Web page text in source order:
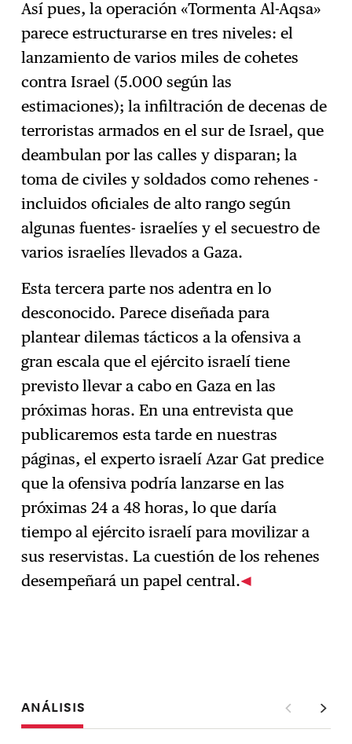
Así pues, la operación «Tormenta Al-Aqsa»
parece estructurarse en tres niveles: el
lanzamiento de varios miles de cohetes
contra Israel (5.000 según las
estimaciones); la infiltración de decenas de
terroristas armados en el sur de Israel, que
deambulan por las calles y disparan; la
toma de civiles y soldados como rehenes -
incluidos oficiales de alto rango según
algunas fuentes- israelíes y el secuestro de
varios israelíes llevados a Gaza.
Esta tercera parte nos adentra en lo
desconocido. Parece diseñada para
plantear dilemas tácticos a la ofensiva a
gran escala que el ejército israelí tiene
previsto llevar a cabo en Gaza en las
próximas horas. En una entrevista que
publicaremos esta tarde en nuestras
páginas, el experto israelí Azar Gat predice
que la ofensiva podría lanzarse en las
próximas 24 a 48 horas, lo que daría
tiempo al ejército israelí para movilizar a
sus reservistas. La cuestión de los rehenes
desempeñará un papel central.
ANÁLISIS